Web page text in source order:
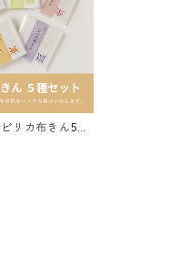
リカ布きん5種
1枚 計5枚入